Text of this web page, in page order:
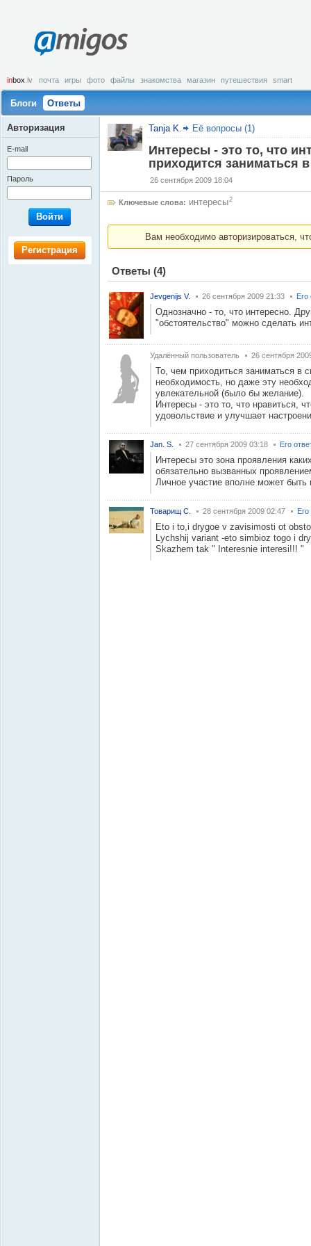
amigos
inbox .lv почта игры фото файлы знакомства магазин путешествия smart
Блоги Ответы
Tanja K. Её вопросы (1)
Интересы - это то, что
приходится заниматься
26 сентября 2009 18:04
Ключевые слова: интересы2
Вам необходимо авторизироваться,
Ответы (4)
Jevgenijs V. 26 сентября 2009 21:33 Его
Однозначно - то, что интересно.
"обстоятельство" можно сделать
Удалённый пользователь 26 сентября
То, чем приходиться заниматься в
необходимость, но даже эту
увлекательной (было бы желание).
Интересы - это то, что нравиться,
удовольствие и улучшает
Jan. S. 27 сентября 2009 03:18 Его
Интересы это зона проявления
обязательно вызванных
Личное участие вполне может быть
Товарищ С. 28 сентября 2009 02:47
Eto i to,i drygoe v zavisimosti ot
Lychshij variant -eto simbioz togo i
Skazhem tak " Interesnie interesi!!! "
Авторизация
E-mail
Пароль
Войти
Регистрация